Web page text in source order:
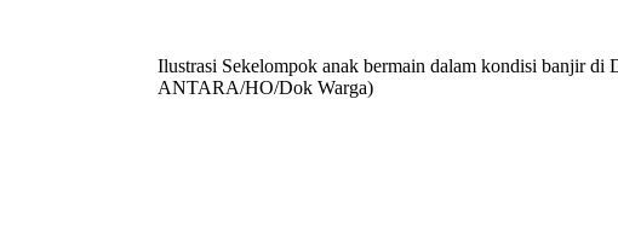
Ilustrasi Sekelompok anak bermain dalam kondisi banjir
ANTARA/HO/Dok Warga)